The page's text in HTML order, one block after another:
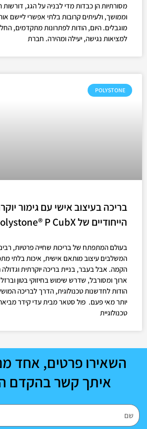
מסורתיות הן כבדות מדי לבניה על הגג, דורשות
וממושך, ולעיתים קרובות בלתי אפשרי ליישם
מוגבלים. היום, הודות לפתרונות מתקדמים,
למציאות נגישה, יעילה ומהירה. חברת
POLYSTONE
בריכה בעיצוב אישי עם גימור
הייחודיים של Polystone® P CubX®
בעולם המתפתח של בריכות שחייה פרטיות,
המשלבים עיצוב מותאם אישית, איכות בלתי
הקמה. אבל בעבר, בניית בריכה יוקרתית
ארוך ומסורבל, שדרש שימוש בחיזוקי בטון
הודות לחדשנות טכנולוגית, הדרך לבריכה
יותר מאי פעם. פול סטאר מבית עדי קידר
טכנולוגיית
השאירו פרטים, אחד
איתך קשר בהקדם
שם